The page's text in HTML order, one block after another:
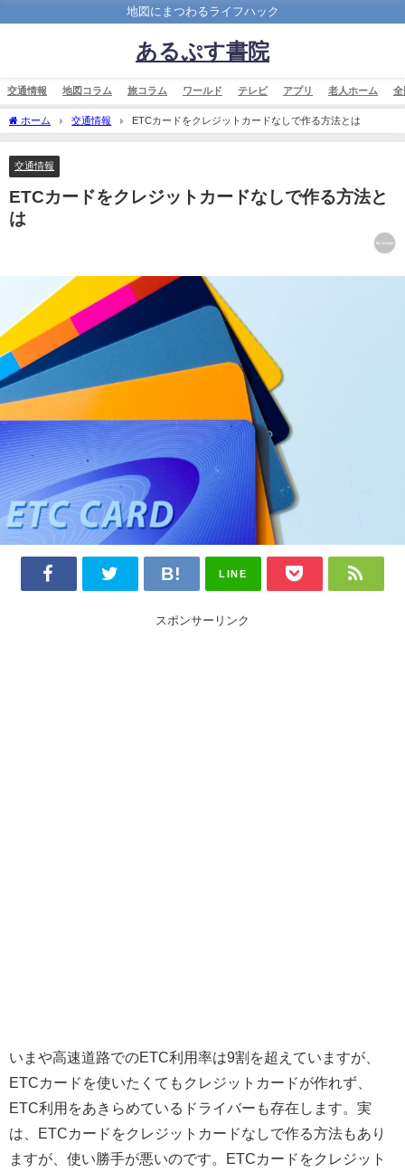
地図にまつわるライフハック
あるぷす書院
交通情報 地図コラム 旅コラム ワールド テレビ アプリ 老人ホーム 全
ホーム 交通情報 ETCカードをクレジットカードなしで作る方法とは
交通情報
ETCカードをクレジットカードなしで作る方法と
は
LINE
スポンサーリンク
いまや高速道路でのETC利用率は9割を超えていますが、
ETCカードを使いたくてもクレジットカードが作れず、
ETC利用をあきらめているドライバーも存在します。実
は、ETCカードをクレジットカードなしで作る方法もあり
ますが、使い勝手が悪いのです。ETCカードをクレジット